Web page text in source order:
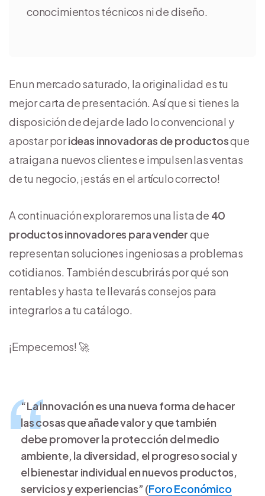
conocimientos técnicos ni de diseño.
En un mercado saturado, la originalidad es tu
mejor carta de presentación. Así que si tienes la
disposición de dejar de lado lo convencional y
apostar porideas innovadoras de productosque
atraigan a nuevos clientes e impulsen las ventas
de tu negocio, ¡estás en el artículo correcto!
A continuación exploraremos una lista de 40
productos innovadores para venderque
representan soluciones ingeniosas a problemas
cotidianos. También descubrirás por qué son
rentables y hasta te llevarás consejos para
integrarlos a tu catálogo.
¡Empecemos! 🚀
“La innovación es una nueva forma de hacer
las cosas que añade valor y que también
debe promover la protección del medio
ambiente, la diversidad, el progreso social y
el bienestar individual en nuevos productos,
servicios y experiencias” (Foro Económico